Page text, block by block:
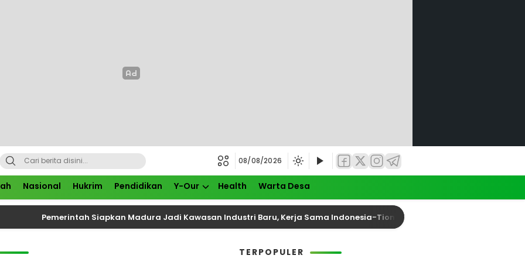
08/08/2026
Nasional Hukrim Pendidikan Y-Our Health Warta Desa
Pemerintah Siapkan Madura Jadi Kawasan Industri Baru, Kerja Sama Indonesia-Tiongkok Diperkuat
TERPOPULER